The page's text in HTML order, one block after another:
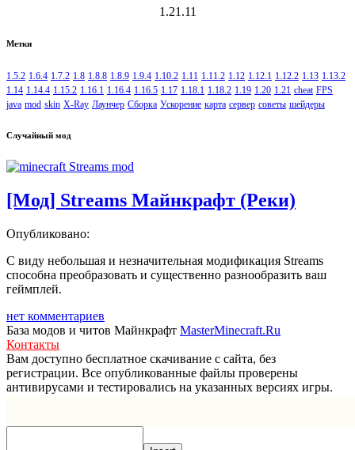
1.21.11
Метки
1.5.2 1.6.4 1.7.2 1.8 1.8.8 1.8.9 1.9.4 1.10.2 1.11 1.11.2 1.12 1.12.1 1.12.2 1.13 1.13.2
1.14 1.14.4 1.15.2 1.16.1 1.16.4 1.16.5 1.17 1.18.1 1.18.2 1.19 1.20 1.21 cheat FPS
java mod skin X-Ray Лаунчер Сборка Ускорение карта сервер советы шейдеры
Случайный мод
[Мод] Streams Майнкрафт (Реки)
Опубликовано:
С виду небольшая и незначительная модификация Streams
способна преобразовать и существенно разнообразить ваш
геймплей.
нет комментариев
База модов и читов Майнкрафт MasterMinecraft.Ru
Контакты
Вам доступно бесплатное скачивание с сайта, без
регистрации. Все опубликованные файлы проверены
антивирусами и тестировались на указанных версиях игры.